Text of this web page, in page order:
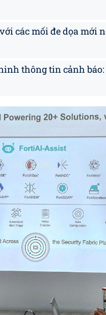
các mối đe dọa mới
thông tin cảnh